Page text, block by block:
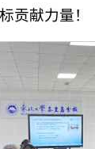
贡献力量！